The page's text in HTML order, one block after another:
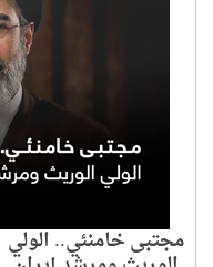
مجتبى خامنئي.. الولي